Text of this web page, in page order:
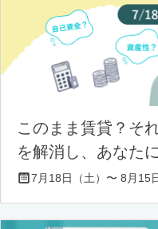
このまま賃貸？そ
を解消し、あなた
7月18日（土）〜 8月15